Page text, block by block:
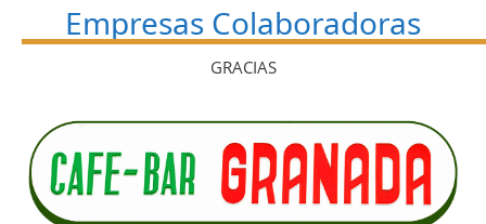
Empresas Colaboradoras
GRACIAS